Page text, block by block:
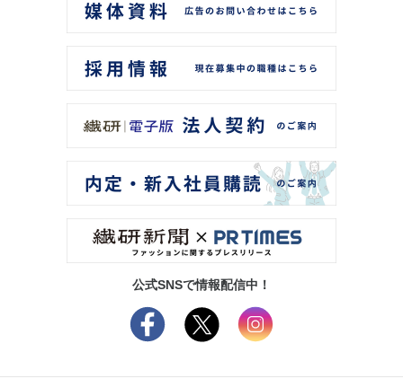
公式SNSで情報配信中！